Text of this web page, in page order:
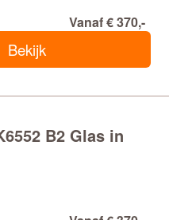
Vanaf € 370,-
Bekijk
B2 Glas in